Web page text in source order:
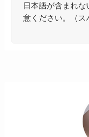
日本語が含まれ
意ください。（ス